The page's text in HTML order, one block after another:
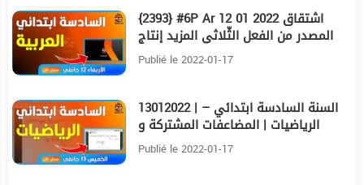
30:32 {2393} #6P Ar 12 01 2022 اشتقاق
المصدر من الفعل الثّلاثي المزيد إنتاج
كتابي التخطيط والمحاولات الفر
Publié le 2022-01-17
24 13012022 | السنة السادسة ابتدائي –
الرياضيات | المضاعفات المشتركة و
السلم {2381}
Publié le 2022-01-17